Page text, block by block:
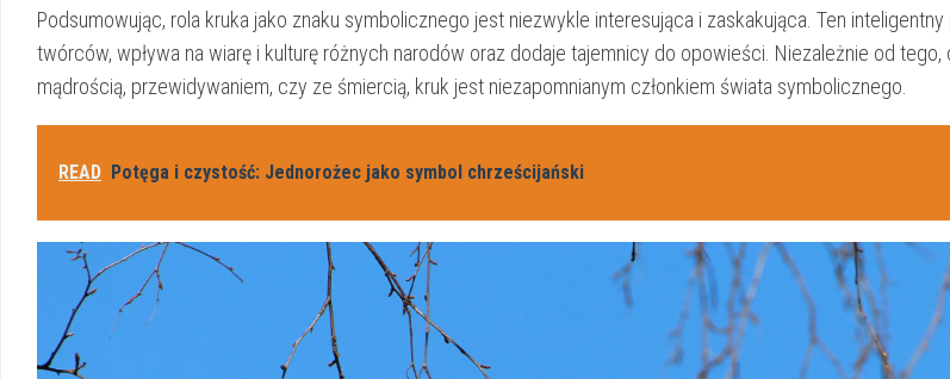
Podsumowując, rola ⁤kruka jako znaku symbolicznego jest ‌niezwykle‌ interesująca i zaskakująca. Ten
twórców, wpływa ‌na ⁣wiarę⁣ i kulturę ⁣różnych ‌narodów oraz ‌dodaje tajemnicy do ⁣opowieści.​ Niezależnie ⁤od
mądrością, przewidywaniem, czy ze śmiercią, kruk jest niezapomnianym ‍członkiem⁤ świata ⁢symbolicznego.
READ Potęga i czystość: Jednorożec jako symbol chrześcijański